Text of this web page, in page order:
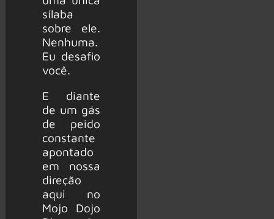
sílaba
sobre ele.
Nenhuma.
Eu desafio
você.
E diante
de um gás
de peido
constante
apontado
em nossa
direção
aqui no
Mojo Dojo